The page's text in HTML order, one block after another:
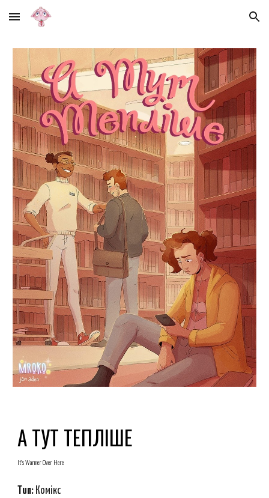
Skip to main content Skip to navigation
А ТУТ ТЕПЛІШЕ
It's Warmer Over Here
Тип: Комікс